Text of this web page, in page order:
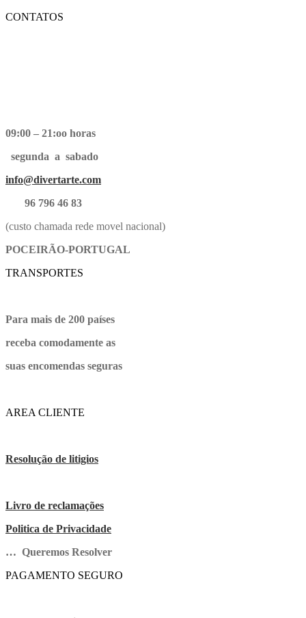
CONTATOS
09:00 – 21:oo horas
segunda a sabado
info@divertarte.com
96 796 46 83
(custo chamada rede movel nacional)
POCEIRÃO-PORTUGAL
TRANSPORTES
Para mais de 200 países
receba comodamente as
suas encomendas seguras
AREA CLIENTE
Resolução de litigios
Livro de reclamações
Politica de Privacidade
… Queremos Resolver
PAGAMENTO SEGURO